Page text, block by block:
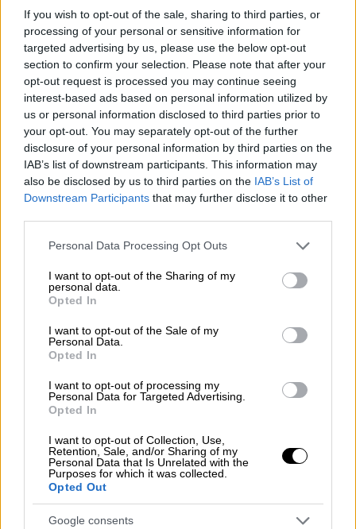
If you wish to opt-out of the sale, sharing to third parties, or
processing of your personal or sensitive information for
targeted advertising by us, please use the below opt-out
section to confirm your selection. Please note that after your
opt-out request is processed you may continue seeing
interest-based ads based on personal information utilized by
us or personal information disclosed to third parties prior to
your opt-out. You may separately opt-out of the further
disclosure of your personal information by third parties on the
IAB’s list of downstream participants. This information may
also be disclosed by us to third parties on the IAB’s List of
Downstream Participants that may further disclose it to other
Please note that this website/app uses one or more Google
not limited to your visit or usage behaviour. You may click to
grant or deny consent to Google and its third-party tags to
use your data for below specified purposes in below Google
consent section.
Personal Data Processing Opt Outs
I want to opt-out of the Sharing of my
personal data.
Opted In
I want to opt-out of the Sale of my
Personal Data.
Opted In
I want to opt-out of processing my
Personal Data for Targeted Advertising.
Opted In
I want to opt-out of Collection, Use,
Retention, Sale, and/or Sharing of my
Personal Data that Is Unrelated with the
Purposes for which it was collected.
Opted Out
Google consents
No in-cab observer. No remote
controller. No passenger. Just the
truck, the freight, and a load that
made us money.
A 230-mile journey from Houston to
Dallas on Interstate…
pic.twitter.com/QSbRfL8lEl
— Bot Auto (@BotAutoAV) April 30,
Το μεγάλο επιχειρηματικό στοίχημα
επιλογή της νυχτερινής μεταφοράς δεν
είναι τυχαία
είναι δύσκολο να καλυφθούν από οδηγούς,
καθώς οι περισσότεροι προτιμούν ημερήσια
εργασία. Τα αυτόνομα φορτηγά, αντίθετα,
λειτουργούνχωρίς περιορισμούς κόπωσης ή
ωραρίων.
Ο ιδρυτής και CEO της Bot Auto, Σιαοντί Χου,
υπογράμμισε τησημασία του επιτεύγματος
«Μου έλεγαν ότι η εμπορική αξιοποίηση της
αυτόνομης οδήγησης στα φορτηγάέχει
ακόμη πολύ δρόμο
. Αυτό το φορτίο είναι η